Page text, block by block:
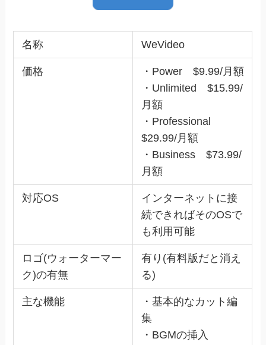
名称 WeVideo
価格
・Power $9.99/月額
・Unlimited $15.99/
月額
・Professional
$29.99/月額
・Business $73.99/
月額
対応OS
インターネットに接
続できればそのOSで
も利用可能
ロゴ(ウォーターマー
ク)の有無
有り(有料版だと消え
る)
主な機能
・基本的なカット編
集
・BGMの挿入